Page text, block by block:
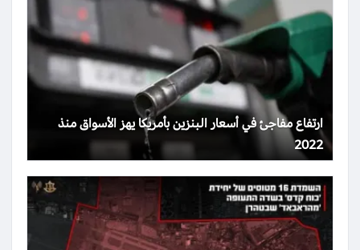
ارتفاع مفاجئ في أسعار البنزين بأمريكا يهز الأسواق منذ
2022